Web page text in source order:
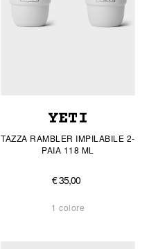
YETI
TAZZA RAMBLER IMPILABILE 2-
PAIA 118 ML
€ 35,00
1 colore